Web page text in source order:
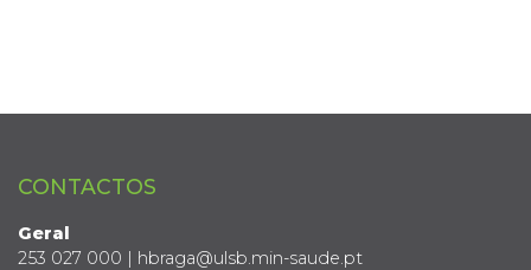
CONTACTOS
Geral
253 027 000 | hbraga@ulsb.min-saude.pt